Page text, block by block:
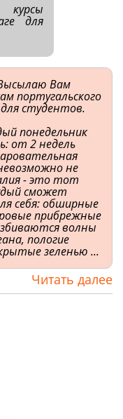
для
Вам
португальского
студентов.
понедельник
от 2 недель
не
- это тот
сможет
себя: обширные
прибрежные
волны
пологие
зеленью ...
Читать далее